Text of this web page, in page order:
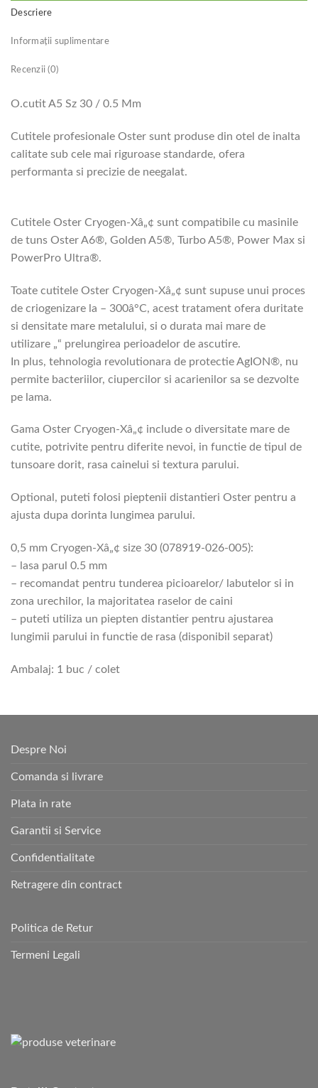
Descriere
Informații suplimentare
Recenzii (0)
O.cutit A5 Sz 30 / 0.5 Mm
Cutitele profesionale Oster sunt produse din otel de inalta
calitate sub cele mai riguroase standarde, ofera
performanta si precizie de neegalat.
Cutitele Oster Cryogen-Xâ„¢ sunt compatibile cu masinile
de tuns Oster A6®, Golden A5®, Turbo A5®, Power Max si
PowerPro Ultra®.
Toate cutitele Oster Cryogen-Xâ„¢ sunt supuse unui proces
de criogenizare la – 300â°C, acest tratament ofera duritate
si densitate mare metalului, si o durata mai mare de
utilizare „“ prelungirea perioadelor de ascutire.
In plus, tehnologia revolutionara de protectie AgION®, nu
permite bacteriilor, ciupercilor si acarienilor sa se dezvolte
pe lama.
Gama Oster Cryogen-Xâ„¢ include o diversitate mare de
cutite, potrivite pentru diferite nevoi, in functie de tipul de
tunsoare dorit, rasa cainelui si textura parului.
Optional, puteti folosi pieptenii distantieri Oster pentru a
ajusta dupa dorinta lungimea parului.
0,5 mm Cryogen-Xâ„¢ size 30 (078919-026-005):
– lasa parul 0.5 mm
– recomandat pentru tunderea picioarelor/ labutelor si in
zona urechilor, la majoritatea raselor de caini
– puteti utiliza un piepten distantier pentru ajustarea
lungimii parului in functie de rasa (disponibil separat)
Ambalaj: 1 buc / colet
Despre Noi
Comanda si livrare
Plata in rate
Garantii si Service
Confidentialitate
Retragere din contract
Politica de Retur
Termeni Legali